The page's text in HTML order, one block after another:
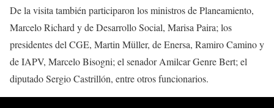
De la visita también participaron los ministros de Planeamiento,
Marcelo Richard y de Desarrollo Social, Marisa Paira; los
presidentes del CGE, Martin Müller, de Enersa, Ramiro Camino y
de IAPV, Marcelo Bisogni; el senador Amilcar Genre Bert; el
diputado Sergio Castrillón, entre otros funcionarios.